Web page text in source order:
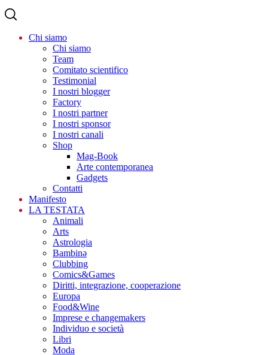
Chi siamo
Chi siamo
Team
Comitato scientifico
Testimonial
I nostri blogger
Factory
I nostri partner
I nostri sponsor
I nostri canali
Shop
Mag-Book
Arte contemporanea
Gadgets
Contatti
Manifesto
LA TESTATA
Animali
Arts
Astrologia
Bambinə
Clubbing
Comics&Games
Diritti, integrazione, cooperazione
Europa
Food&Wine
Imprese e changemakers
Individuo e società
Libri
Moda